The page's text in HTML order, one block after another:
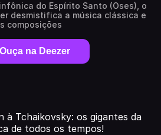
do Espírito Santo (Oses), o
desmistifica a música clássica e
composições
Ouça na Deezer
à Tchaikovsky: os gigantes da
de todos os tempos!